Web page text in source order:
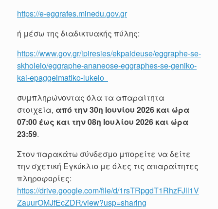
https://e-eggrafes.minedu.gov.gr
ή μέσω της διαδικτυακής πύλης:
https://www.gov.gr/ipiresies/ekpaideuse/eggraphe-se-
skholeio/eggraphe-ananeose-eggraphes-se-geniko-
kai-epaggelmatiko-lukeio
συμπληρώνοντας όλα τα απαραίτητα
στοιχεία, από την 30η Ιουνίου 2026 και ώρα
07:00 έως και την 08η Ιουλίου 2026 και ώρα
23:59.
Στον παρακάτω σύνδεσμο μπορείτε να δείτε
την σχετική Εγκύκλιο με όλες τις απαραίτητες
πληροφορίες:
https://drive.google.com/file/d/1rsTRpgdT1RhzFJll1V
ZauurOMJfEcZDR/view?usp=sharing